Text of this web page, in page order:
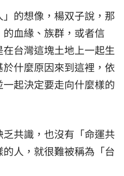
的想像，楊双子說，那
血緣、族群，或者信
台灣這塊土地上一起生
什麼原因來到這裡，依
起決定要走向什麼樣的
共識，也沒有「命運共
人，就很難被稱為「台